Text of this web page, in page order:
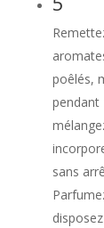
poêlés,
pendant
sans